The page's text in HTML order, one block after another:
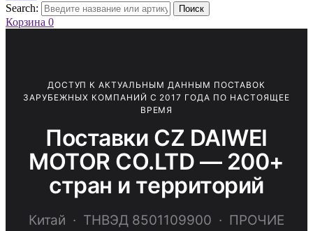
Search:
Поиск
Корзина 0
ДОСТУП К АКТУАЛЬНЫМ ДАННЫМ ПОСТАВОК
ЗАРУБЕЖНЫХ КОМПАНИЙ С 2017 ГОДА ПО НАСТОЯЩЕЕ
ВРЕМЯ
Поставки CZ DAIWEI
MOTOR CO.LTD — 200+
стран и территорий
Китай · ТНВЭД 8501109900 · ПРОЧИЕ